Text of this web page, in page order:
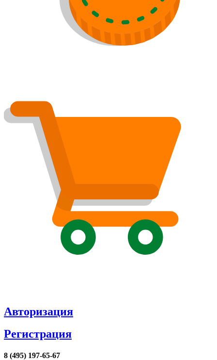
Авторизация
Регистрация
8 (495) 197-65-67